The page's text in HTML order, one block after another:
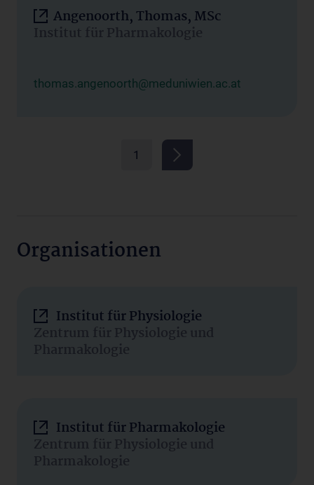
Angenoorth, Thomas, MSc
Institut für Pharmakologie
thomas.angenoorth@meduniwien.ac.at
1
Organisationen
Institut für Physiologie
Zentrum für Physiologie und
Pharmakologie
Institut für Pharmakologie
Zentrum für Physiologie und
Pharmakologie